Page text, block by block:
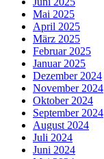
Mai 2025
April 2025
März 2025
Februar 2025
Januar 2025
Dezember 2024
November 2024
Oktober 2024
September 2024
August 2024
Juli 2024
Juni 2024